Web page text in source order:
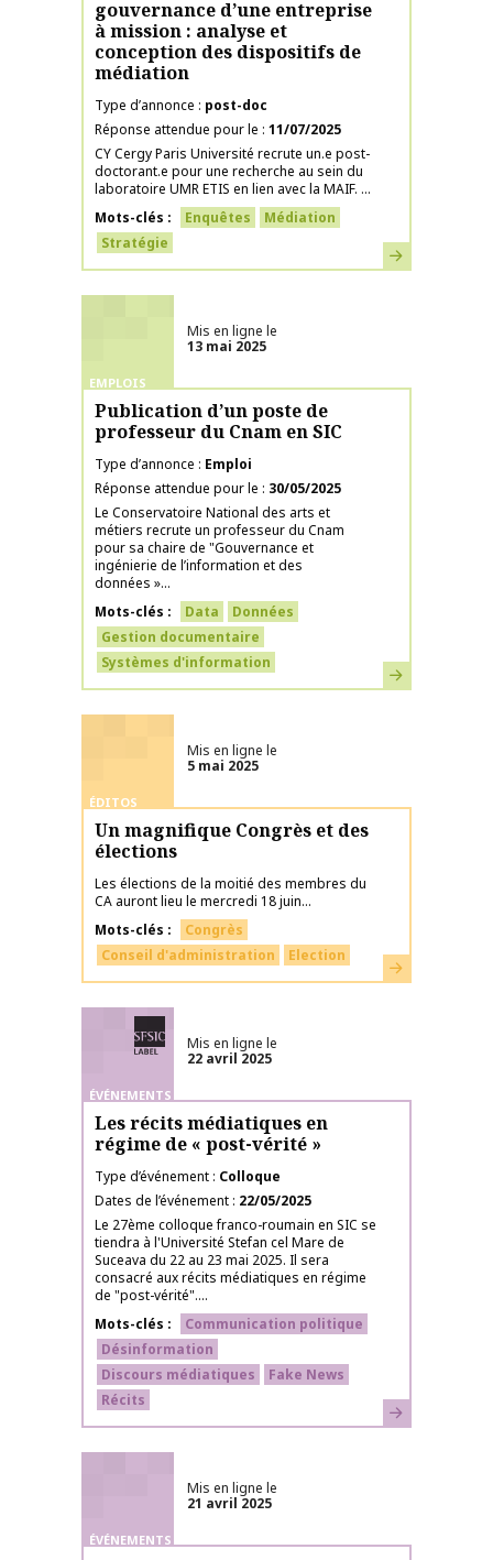
gouvernance d’une entreprise
à mission : analyse et
conception des dispositifs de
médiation
Type d’annonce
post-doc
Réponse attendue pour le 11/07/2025
CY Cergy Paris Université recrute un.e post-
doctorant.e pour une recherche au sein du
laboratoire UMR ETIS en lien avec la MAIF. ...
Mots-clés
Enquêtes
Médiation
Stratégie
En savoir plus
EMPLOIS
Mis en ligne le
13 mai 2025
Publication d’un poste de
professeur du Cnam en SIC
Type d’annonce
Emploi
Réponse attendue pour le
30/05/2025
Le Conservatoire National des arts et
métiers recrute un professeur du Cnam
pour sa chaire de "Gouvernance et
ingénierie de l’information et des
données »...
Mots-clés
Data
Données
Gestion documentaire
Systèmes d'information
En savoir plus
ÉDITOS
Mis en ligne le
5 mai 2025
Un magnifique Congrès et des
élections
Les élections de la moitié des membres du
CA auront lieu le mercredi 18 juin...
Mots-clés
Congrès
Conseil d'administration
Election En savoir plus
Labélisé SFSIC
ÉVÉNEMENTS
Mis en ligne le
22 avril 2025
Les récits médiatiques en
régime de « post-vérité »
Type d’événement Colloque
Dates de l’événement 22/05/2025
Le 27ème colloque franco-roumain en SIC se
tiendra à l'Université Stefan cel Mare de
Suceava du 22 au 23 mai 2025. Il sera
consacré aux récits médiatiques en régime
de "post-vérité"....
Mots-clés
Communication politique
Désinformation
Discours médiatiques
Fake News
Récits
En savoir plus
ÉVÉNEMENTS
Mis en ligne le
21 avril 2025